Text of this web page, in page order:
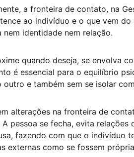
a fronteira de contato, na
ao indivíduo e o que vem do
identidade nem relação.
quando deseja, se envolva
é essencial para o equilíbrio
e também sem se isolar
alterações na fronteira de
pessoa se fecha, evita relações
fazendo com que o indivíduo
externas como se fossem